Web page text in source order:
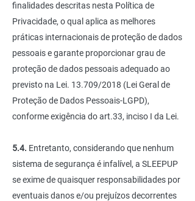
finalidades descritas nesta Política de
Privacidade, o qual aplica as melhores
práticas internacionais de proteção de dados
pessoais e garante proporcionar grau de
proteção de dados pessoais adequado ao
previsto na Lei. 13.709/2018 (Lei Geral de
Proteção de Dados Pessoais-LGPD),
conforme exigência do art.33, inciso I da Lei.
5.4. Entretanto, considerando que nenhum
sistema de segurança é infalível, a SLEEPUP
se exime de quaisquer responsabilidades por
eventuais danos e/ou prejuízos decorrentes